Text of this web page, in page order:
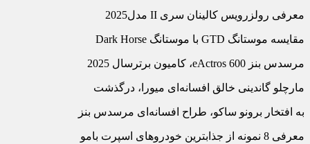
معرفی رولزرویس کالینان سری II مدل2025
مقایسه موستانگ GTD با موستانگ Dark Horse
مرسدس بنز eActros 600، کامیون برترسال 2025
مارچلو گاندینی خالق افسانه‌‏ای میورا، درگذشت
به افتخار برونو ساکو، طراح افسانه‏‌ای مرسدس بنز
معرفی 8 نمونه از جذاب‏ترین خودروهای اسپرت ب‏ام‏و